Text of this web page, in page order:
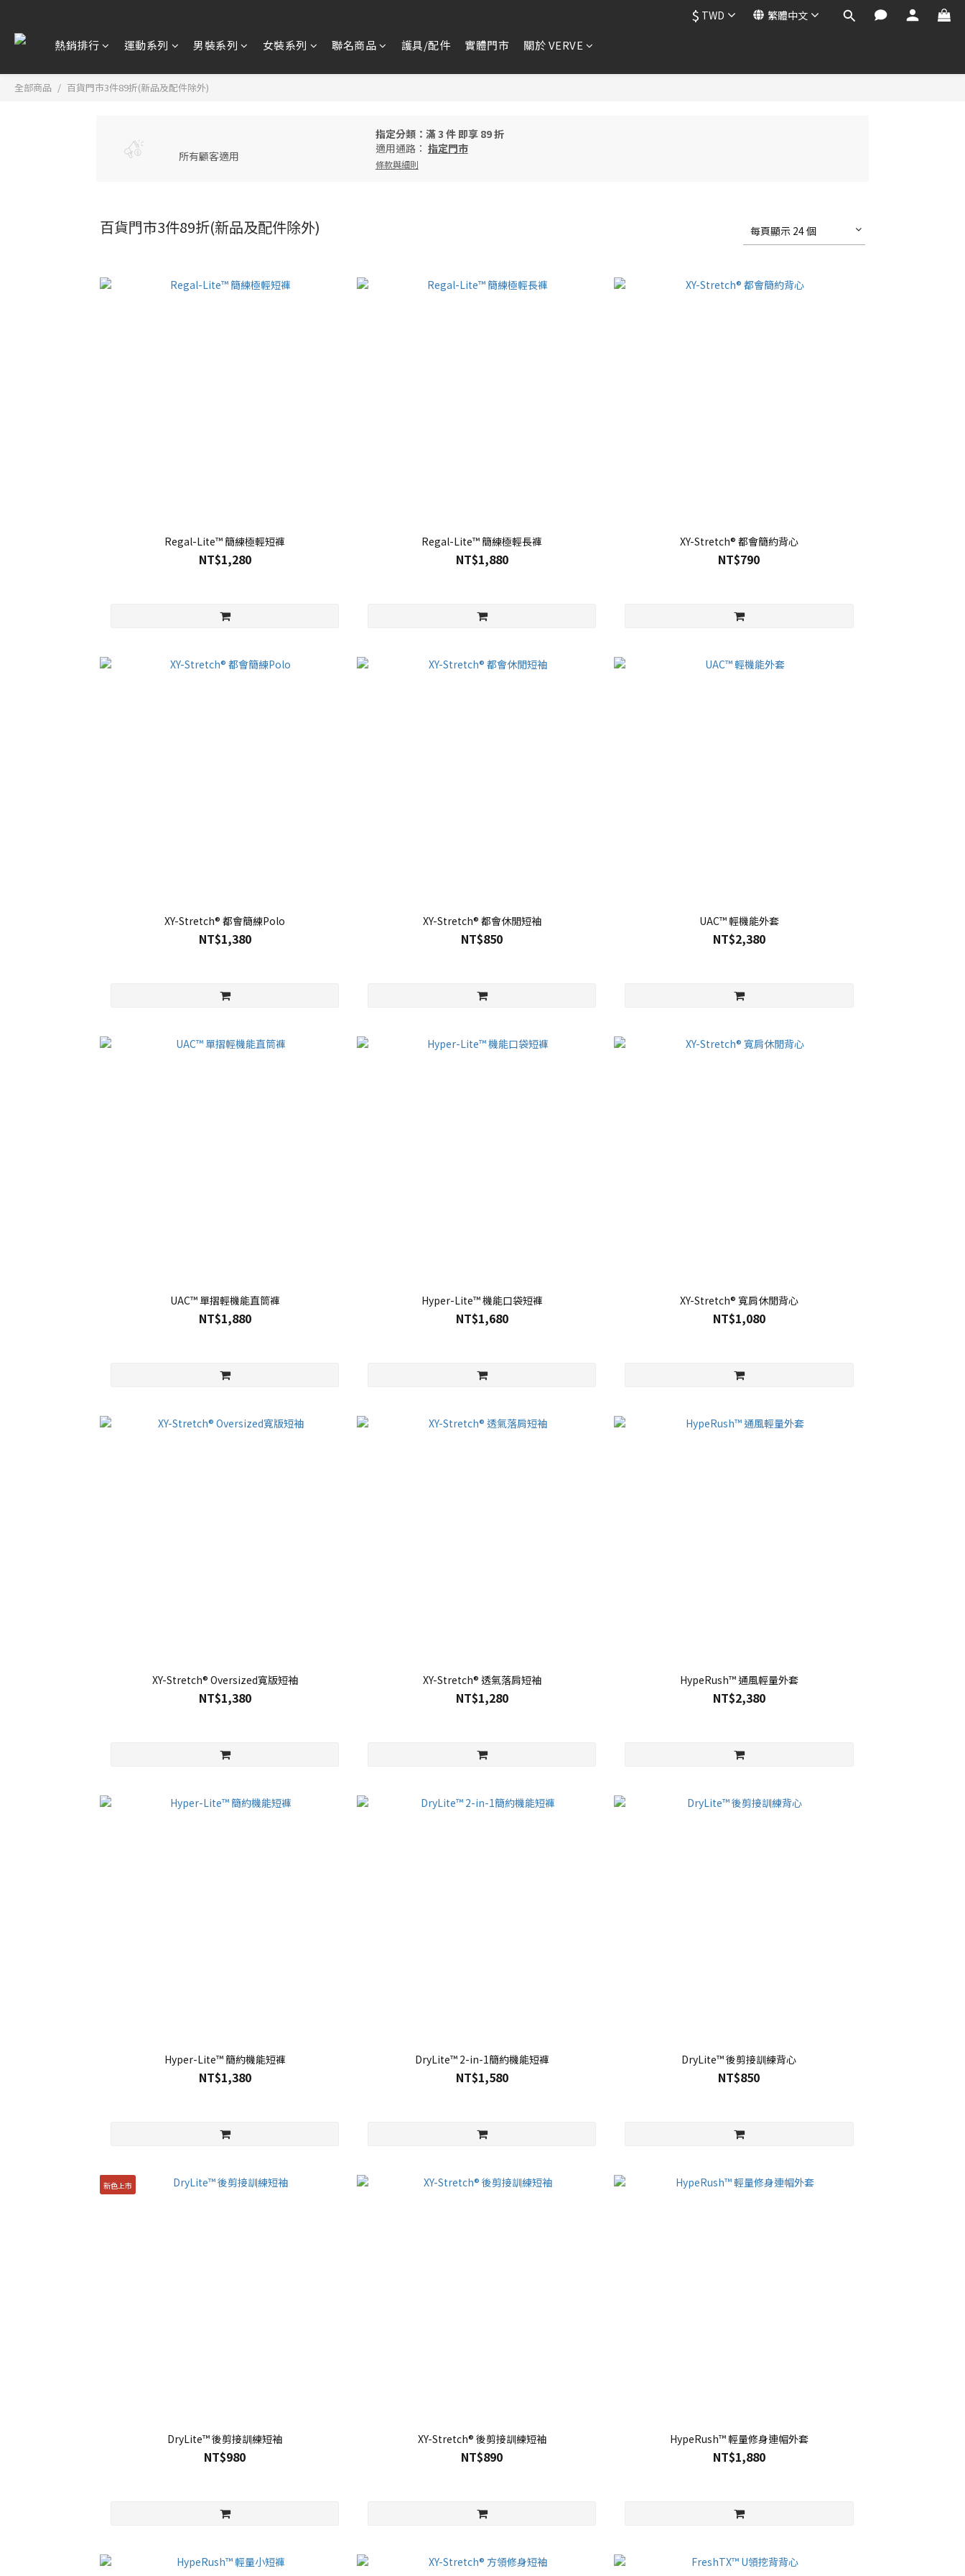
$ TWD 繁體中文
熱銷排行 運動系列 男裝系列 女裝系列 聯名商品 護具/配件 實體門市 關於 VERVE
全部商品 百貨門市3件89折(新品及配件除外)
所有顧客適用
指定分類：滿 3 件 即享 89 折
適用通路： 指定門市
條款與細則
百貨門市3件89折(新品及配件除外) 每頁顯示 24 個
Regal-Lite™ 簡練極輕短褲
NT$1,280
Regal-Lite™ 簡練極輕長褲
NT$1,880
XY-Stretch® 都會簡約背心
NT$790
XY-Stretch® 都會簡練Polo
NT$1,380
XY-Stretch® 都會休閒短袖
NT$850
UAC™ 輕機能外套
NT$2,380
UAC™ 單摺輕機能直筒褲
NT$1,880
Hyper-Lite™ 機能口袋短褲
NT$1,680
XY-Stretch® 寬肩休閒背心
NT$1,080
XY-Stretch® Oversized寬版短袖
NT$1,380
XY-Stretch® 透氣落肩短袖
NT$1,280
HypeRush™ 通風輕量外套
NT$2,380
Hyper-Lite™ 簡約機能短褲
NT$1,380
DryLite™ 2-in-1簡約機能短褲
NT$1,580
DryLite™ 後剪接訓練背心
NT$850
新色上市
DryLite™ 後剪接訓練短袖
NT$980
XY-Stretch® 後剪接訓練短袖
NT$890
HypeRush™ 輕量修身連帽外套
NT$1,880